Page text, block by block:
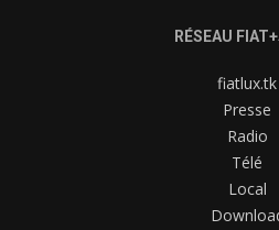
RÉSEAU
fiatlux.tk
Presse
Radio
Télé
Local